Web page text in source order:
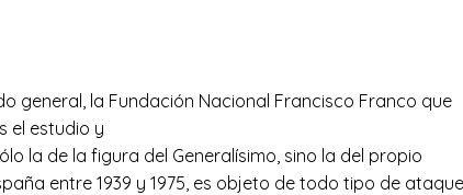
general, la Fundación Nacional Francisco Franco que
el estudio y
la de la figura del Generalísimo, sino la del propio
entre 1939 y 1975, es objeto de todo tipo de